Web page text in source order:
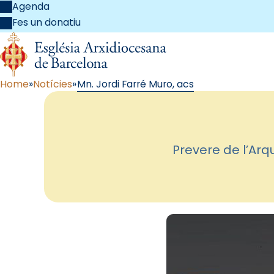
Agenda
Fes un donatiu
Home Notícies Mn. Jordi Farré Muro, acs
Prevere de